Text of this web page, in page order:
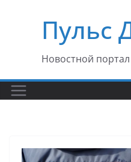
содержимомуПульс
Новостной